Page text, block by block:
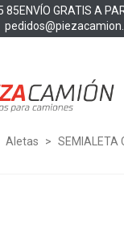
85ENVÍO GRATIS A
Aletas > SEMIALETA